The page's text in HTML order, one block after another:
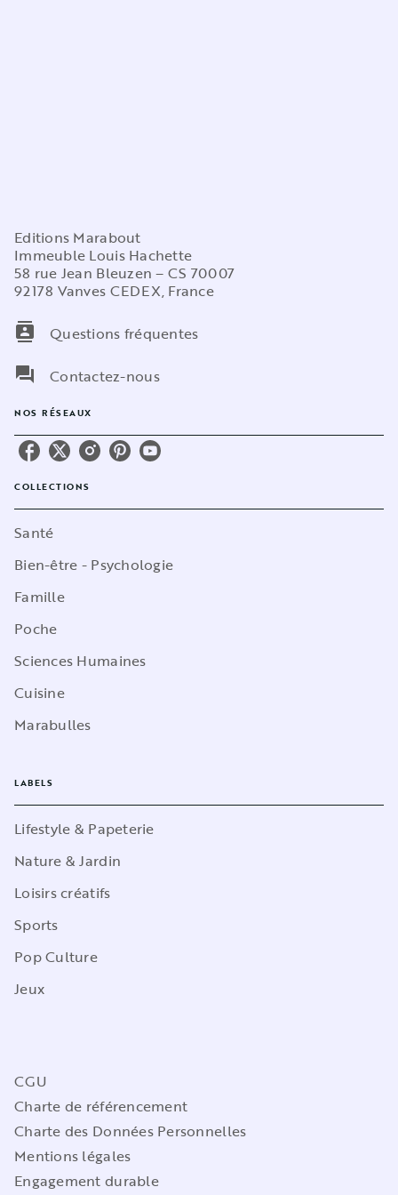
Editions Marabout
Immeuble Louis Hachette
58 rue Jean Bleuzen – CS 70007
92178 Vanves CEDEX, France
contacts
Questions fréquentes
question_answer
Contactez-nous
NOS RÉSEAUX
COLLECTIONS
Santé
Bien-être - Psychologie
Famille
Poche
Sciences Humaines
Cuisine
Marabulles
LABELS
Lifestyle & Papeterie
Nature & Jardin
Loisirs créatifs
Sports
Pop Culture
Jeux
CGU
Charte de référencement
Charte des Données Personnelles
Mentions légales
Engagement durable